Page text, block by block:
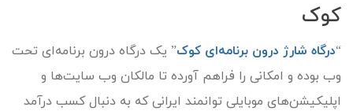
کوک
“درگاه شارژ درون برنامه‌ای کوک” یک درگاه درون برنامه‌ای تحت
وب بوده و امکانی را فراهم آورده تا مالکان وب سایت‌ها و
اپلیکیشن‌های موبایلی توانمند ایرانی که به دنبال کسب درآمد